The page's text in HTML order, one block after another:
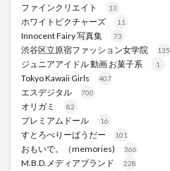
ファインクリエイト 13
ホワイトピクチャーズ 11
Innocent Fairy 写真集 73
渋谷区立原宿ファッション女学院 135
ジュニアアイドル 動画 お菓子系 1
Tokyo Kawaii Girls 407
エスデジタル 700
オリガミ 82
プレミアムドール 16
すとろべりーぱうだー 101
おもいで。（memories) 366
M.B.D.メディアブランド 228